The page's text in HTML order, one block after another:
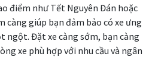
điểm như Tết Nguyên Đán hoặc
càng giúp bạn đảm bảo có xe ưng
ngột. Đặt xe càng sớm, bạn càng
xe phù hợp với nhu cầu và ngân